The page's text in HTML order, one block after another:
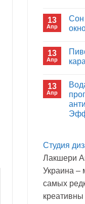
Кто
будет
13
Апр
Сон
Сон
с
13
Апр
Пиво
можно
на
13
Апр
Вода
на
Студия
Лакшери
Украина –
самых